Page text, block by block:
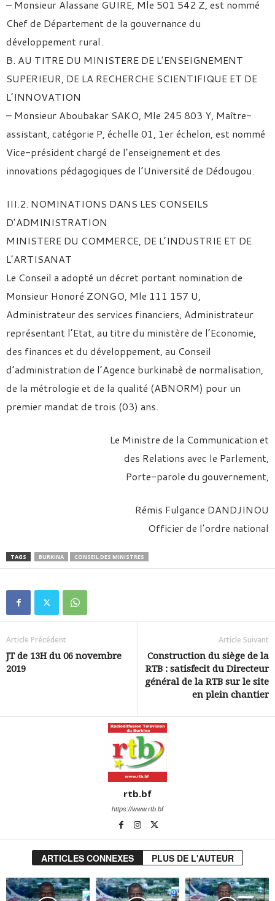
– Monsieur Alassane GUIRE, Mle 501 542 Z, est nommé
Chef de Département de la gouvernance du
développement rural.
B. AU TITRE DU MINISTERE DE L’ENSEIGNEMENT
SUPERIEUR, DE LA RECHERCHE SCIENTIFIQUE ET DE
L’INNOVATION
– Monsieur Aboubakar SAKO, Mle 245 803 Y, Maître-
assistant, catégorie P, échelle 01, 1er échelon, est nommé
Vice-président chargé de l’enseignement et des
innovations pédagogiques de l’Université de Dédougou.
III.2. NOMINATIONS DANS LES CONSEILS
D’ADMINISTRATION
MINISTERE DU COMMERCE, DE L’INDUSTRIE ET DE
L’ARTISANAT
Le Conseil a adopté un décret portant nomination de
Monsieur Honoré ZONGO, Mle 111 157 U,
Administrateur des services financiers, Administrateur
représentant l’Etat, au titre du ministère de l’Economie,
des finances et du développement, au Conseil
d’administration de l’Agence burkinabè de normalisation,
de la métrologie et de la qualité (ABNORM) pour un
premier mandat de trois (03) ans.
Le Ministre de la Communication et
des Relations avec le Parlement,
Porte-parole du gouvernement,
Rémis Fulgance DANDJINOU
Officier de l’ordre national
TAGS BURKINA CONSEIL DES MINISTRES
Article Précédent
JT de 13H du 06 novembre
2019
Article Suivant
Construction du siège de la
RTB : satisfecit du Directeur
général de la RTB sur le site
en plein chantier
rtb.bf
https://www.rtb.bf
ARTICLES CONNEXES PLUS DE L'AUTEUR